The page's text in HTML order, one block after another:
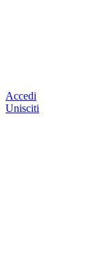
Accedi
Unisciti